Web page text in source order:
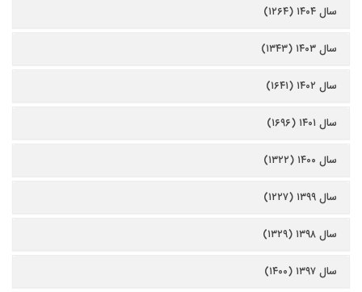
سال ۱۴۰۴ (۱۲۶۴)
سال ۱۴۰۳ (۱۳۴۳)
سال ۱۴۰۲ (۱۶۴۱)
سال ۱۴۰۱ (۱۶۹۶)
سال ۱۴۰۰ (۱۳۲۲)
سال ۱۳۹۹ (۱۲۲۷)
سال ۱۳۹۸ (۱۳۲۹)
سال ۱۳۹۷ (۱۴۰۰)